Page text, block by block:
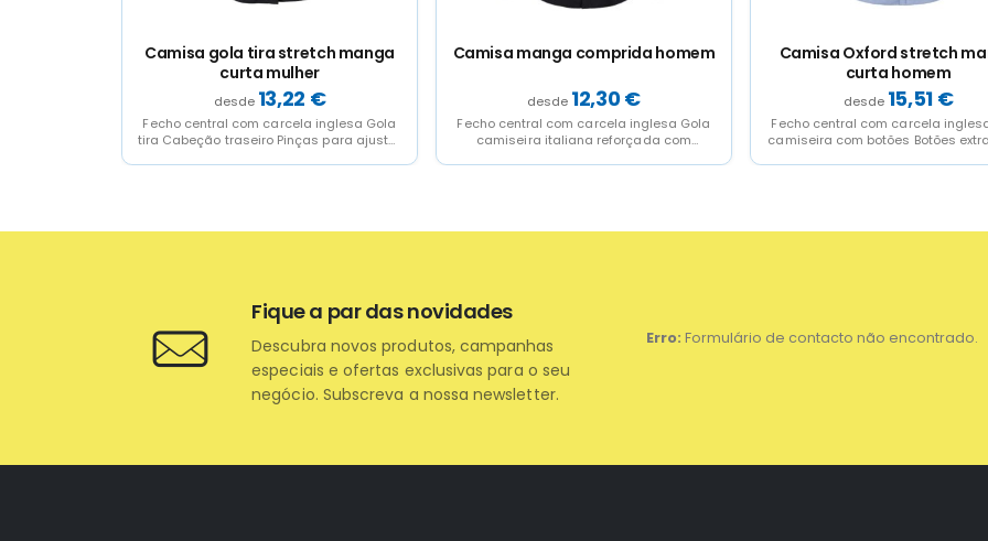
Camisa gola tira stretch manga
curta mulher
13,22 €
Fecho central com carcela inglesa Gola
tira Cabeção traseiro Pinças para ajustar
Camisa manga comprida homem
12,30€
Fecho central com carcela inglesa Gola
camiseira italiana reforçada com
Camisa Oxford stretch
curta homem
15,51 €
Fecho central com carcela
camiseira com botões Botões
Erro: Formulário de contacto não encontrado.
Fique a par das novidades
Descubra novos produtos, campanhas
especiais e ofertas exclusivas para o seu
negócio. Subscreva a nossa newsletter.